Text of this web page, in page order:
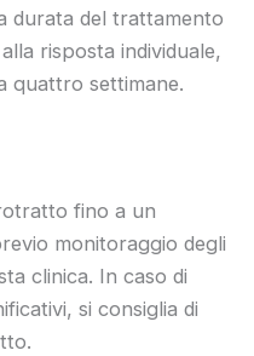
durata del trattamento
risposta individuale,
quattro settimane.
fino a un
monitoraggio degli
clinica. In caso di
si consiglia di